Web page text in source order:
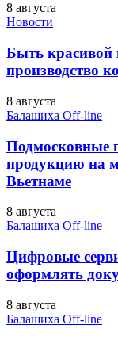
8 августа
Новости
Быть красивой
производство
8 августа
Балашиха Off-line
Подмосковные
продукцию на
Вьетнаме
8 августа
Балашиха Off-line
Цифровые
оформлять
8 августа
Балашиха Off-line